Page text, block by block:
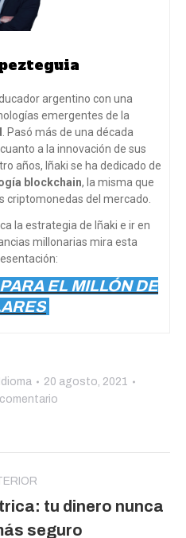
argentino con una
emergentes de la
. Pasó más de una década
a la innovación de sus
años, Iñaki se ha dedicado de
blockchain, la misma que
criptomonedas del mercado.
la estrategia de Iñaki e ir en
millonarias mira esta
EL MILLÓN DE
20 agosto, 2021
Publicación
anterior:
tu dinero nunca
seguro